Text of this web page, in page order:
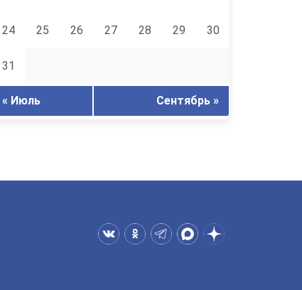
24 25 26 27 28 29 30
31
« Июль Сентябрь »